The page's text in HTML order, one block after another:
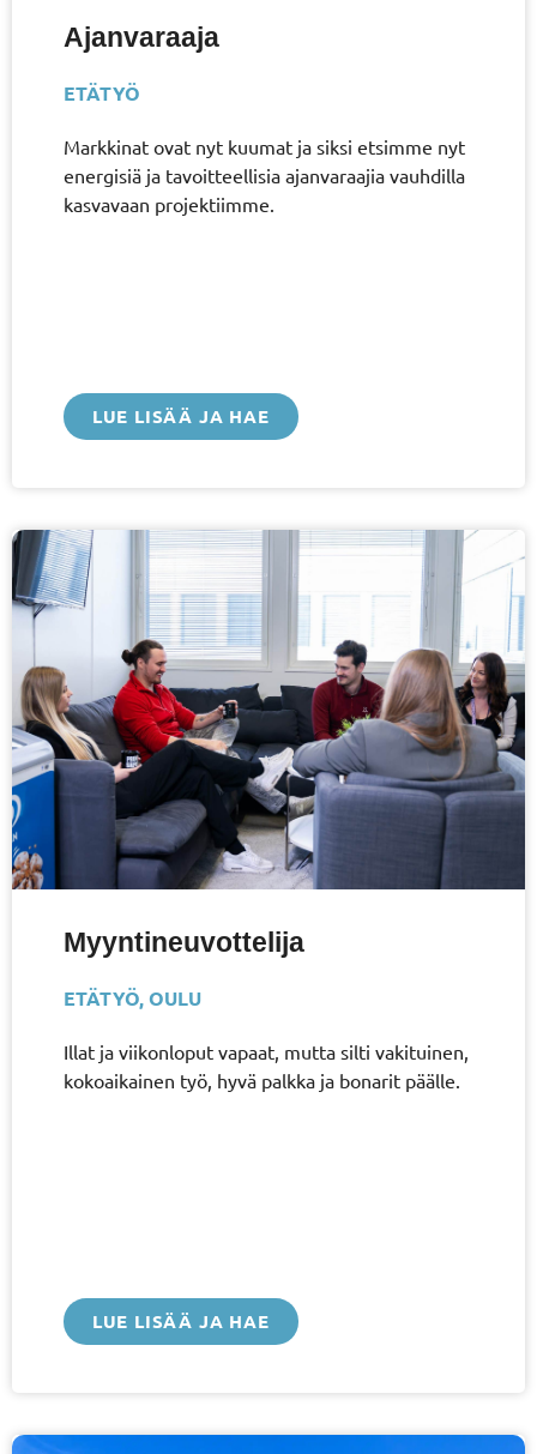
Ajanvaraaja
ETÄTYÖ
Markkinat ovat nyt kuumat ja siksi etsimme nyt
energisiä ja tavoitteellisia ajanvaraajia vauhdilla
kasvavaan projektiimme.
LUE LISÄÄ JA HAE
Myyntineuvottelija
ETÄTYÖ,OULU
Illat ja viikonloput vapaat, mutta silti vakituinen,
kokoaikainen työ, hyvä palkka ja bonarit päälle.
LUE LISÄÄ JA HAE